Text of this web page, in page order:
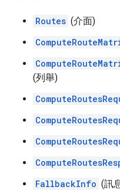
Routes (介面)
(列舉)
FallbackInfo (訊